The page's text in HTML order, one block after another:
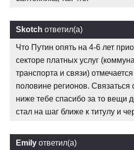
Skotch ответил(а)
Что Путин опять на 4-6 лет
секторе платных услуг
транспорта и связи)
половине регионов. Связаться
ниже тебе спасибо за то вещи
стал на шаг ближе к титулу и
Emily ответил(а)